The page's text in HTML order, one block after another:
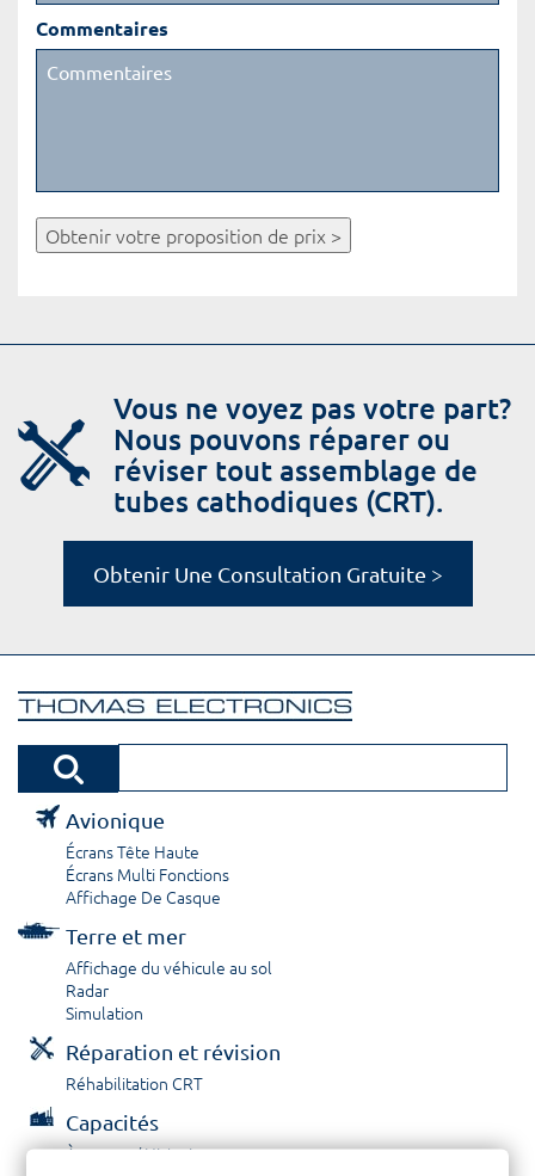
Commentaires
Obtenir votre proposition de prix >
Vous ne voyez pas votre part?
Nous pouvons réparer ou
réviser tout assemblage de
tubes cathodiques (CRT).
Obtenir Une Consultation Gratuite >
Avionique
Écrans Tête Haute
Écrans Multi Fonctions
Affichage De Casque
Terre et mer
Affichage du véhicule au sol
Radar
Simulation
Réparation et révision
Réhabilitation CRT
Capacités
À propos / Historique